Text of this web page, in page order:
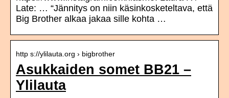
Late: … “Jännitys on niin käsinkosketeltava, että
Big Brother alkaa jakaa sille kohta …
http s://ylilauta.org › bigbrother
Asukkaiden somet BB21 –
Ylilauta